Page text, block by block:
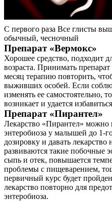
С первого раза Все глисты
обычный, чесночный
Препарат «Вермокс»
Хорошее средство, подходит
возраста. Принимать
месяц терапию повторить,
выживших особей. Если
изменять ее самостоятельно,
возникает и удается
Препарат «Пирантел»
Лекарство «Пирантел» можно
энтеробиоза у малышей до 1-
дозировку и давать лекарство
развиваются такие побочные
сыпь и отек, повышается
проблемы с пищеварением,
первичный курс будет
лекарство повторно для
энтеробиоза.